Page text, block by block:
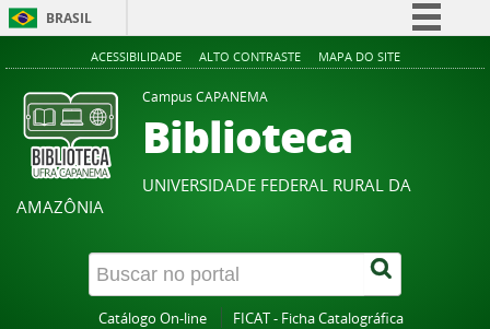
BRASIL
Simplifique!
Acesso à informação
Legislação
ACESSIBILIDADE ALTO CONTRASTE MAPA DO SITE
Campus CAPANEMA
Biblioteca
UNIVERSIDADE FEDERAL RURAL DA
AMAZÔNIA
Catálogo On-line FICAT - Ficha Catalográfica